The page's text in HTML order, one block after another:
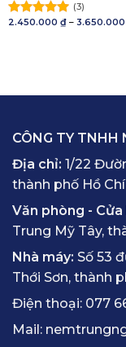
Được xếp
(3)
2.450.000 ₫ – 3.650.000
CÔNG TY TNHH
Địa chỉ: 1/22
thành phố Hồ
Văn phòng - Cửa
Trung Mỹ Tây,
Nhà máy: Số 53
Thới Sơn, thành
Điện thoại: 077
Mail: